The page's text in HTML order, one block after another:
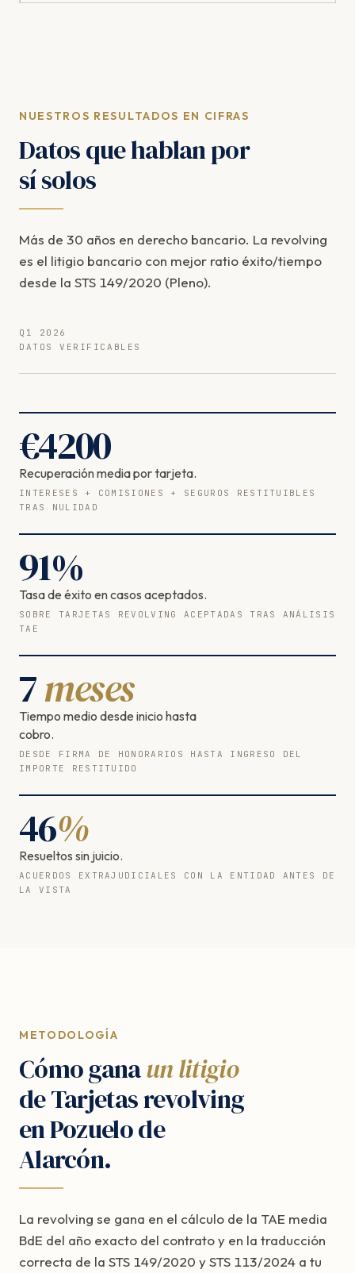
NUESTROS RESULTADOS EN CIFRAS
Datos que hablan por
sí solos
Más de 30 años en derecho bancario. La revolving
es el litigio bancario con mejor ratio éxito/tiempo
desde la STS 149/2020 (Pleno).
Q1 2026
DATOS VERIFICABLES
€4200
Recuperación media por tarjeta.
INTERESES + COMISIONES + SEGUROS RESTITUIBLES
TRAS NULIDAD
91%
Tasa de éxito en casos aceptados.
SOBRE TARJETAS REVOLVING ACEPTADAS TRAS ANÁLISIS
TAE
7meses
Tiempo medio desde inicio hasta
cobro.
DESDE FIRMA DE HONORARIOS HASTA INGRESO DEL
IMPORTE RESTITUIDO
46%
Resueltos sin juicio.
ACUERDOS EXTRAJUDICIALES CON LA ENTIDAD ANTES DE
LA VISTA
METODOLOGÍA
Cómo ganaun litigio
de Tarjetas revolving
en Pozuelo de
Alarcón.
La revolving se gana en el cálculo de la TAE media
BdE del año exacto del contrato y en la traducción
correcta de la STS 149/2020 y STS 113/2024 a tu